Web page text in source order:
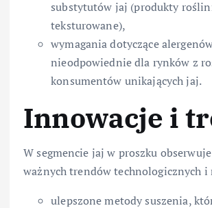
substytutów jaj (produkty
teksturowane),
wymagania dotyczące
nieodpowiednie dla rynków z
konsumentów unikających jaj.
Innowacje i
W segmencie jaj w proszku
ważnych trendów technologicznych i
ulepszone metody suszenia,